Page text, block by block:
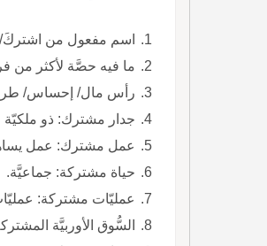
اسم مفعول من
ما فيه حصَّة لأكثر من
رأس مال/ إحساس/
جدار مشترك: ذو
عمل مشترك: عمل
حياة مشتركة: جماعيَّة.
عمليّات مشتركة:
السُّوق الأوربيَّة